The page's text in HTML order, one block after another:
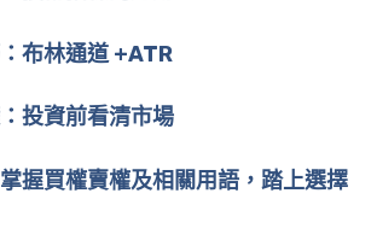
布林通道 +ATR
投資前看清市場
握買權賣權及相關用語，踏上選擇